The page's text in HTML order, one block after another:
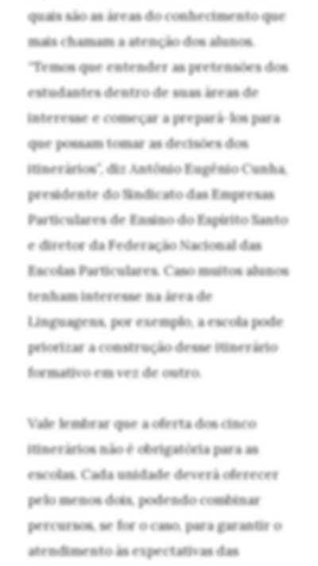
quais são as áreas do conhecimento que
mais chamam a atenção dos alunos.
“Temos que entender as pretensões dos
estudantes dentro de suas áreas de
interesse e começar a prepará-los para
que possam tomar as decisões dos
itinerários”, diz Antônio Eugênio Cunha,
presidente do Sindicato das Empresas
Particulares de Ensino do Espírito Santo
e diretor da Federação Nacional das
Escolas Particulares. Caso muitos alunos
tenham interesse na área de
Linguagens, por exemplo, a escola pode
priorizar a construção desse itinerário
formativo em vez de outro.
Vale lembrar que a oferta dos cinco
itinerários não é obrigatória para as
escolas. Cada unidade deverá oferecer
pelo menos dois, podendo combinar
percursos, se for o caso, para garantir o
atendimento às expectativas das